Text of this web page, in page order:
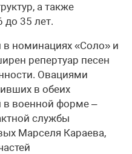
а также
до 35 лет.
номинациях «Соло» и
репертуар песен
Овациями
в обеих
в военной форме –
службы
Марселя Караева,